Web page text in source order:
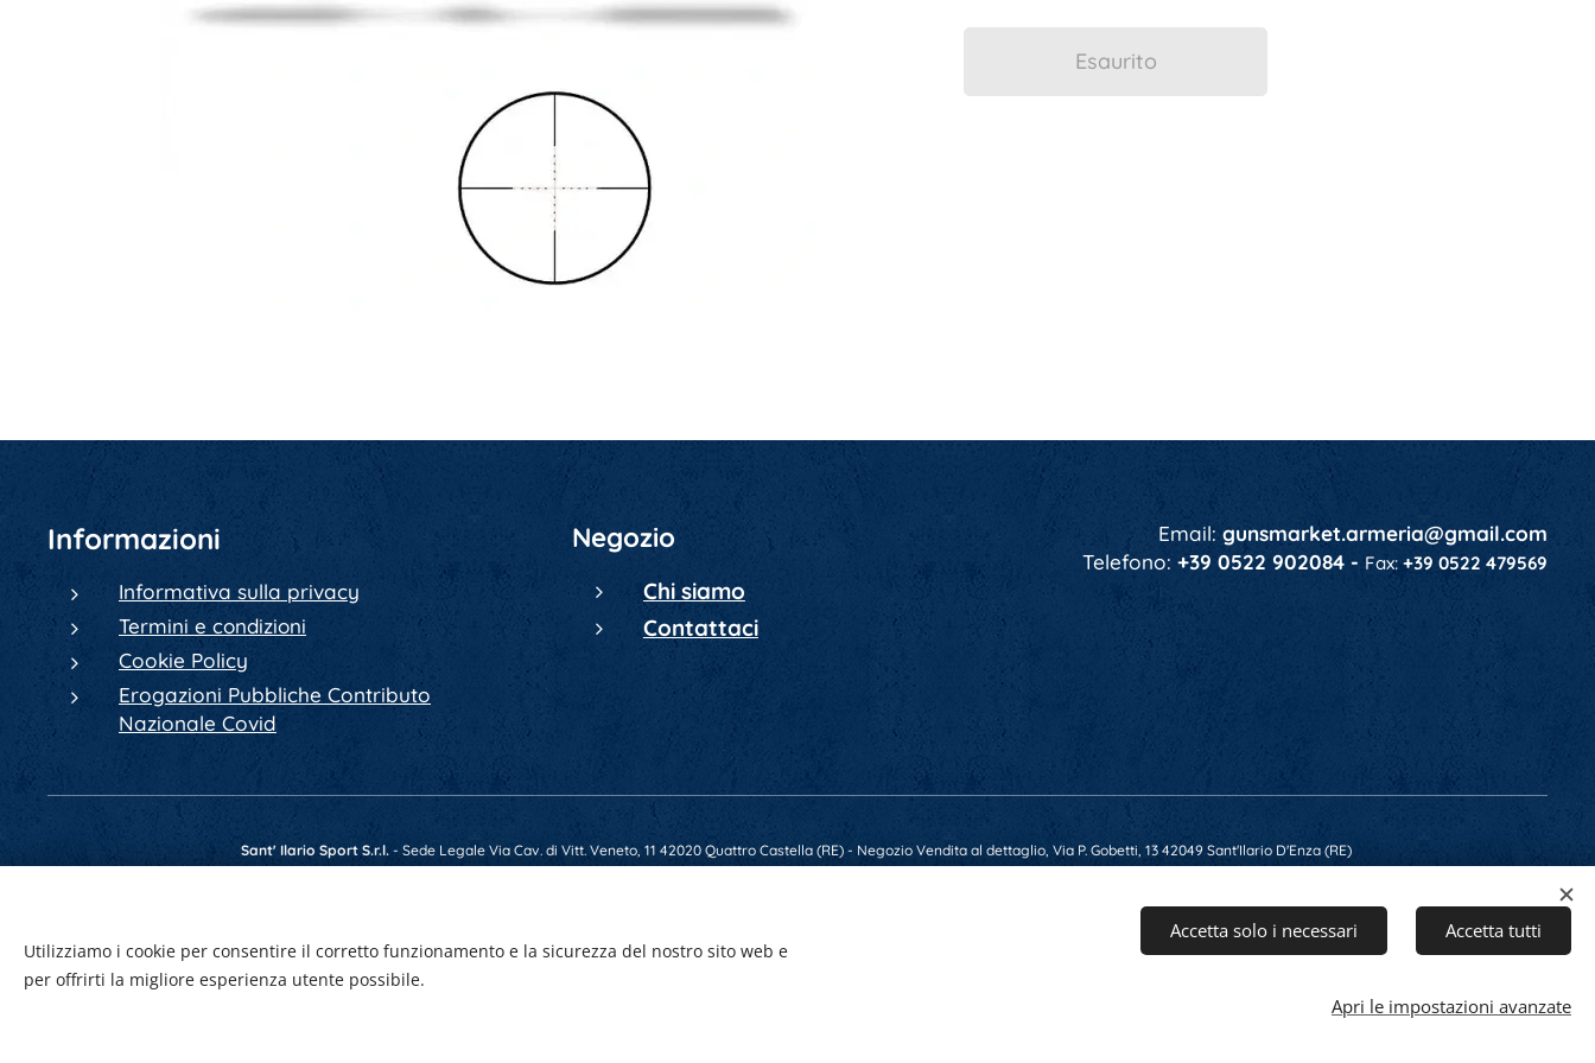
Esaurito
Informazioni
Informativa sulla privacy
Termini e condizioni
Cookie Policy
Erogazioni Pubbliche Contributo
Nazionale Covid
Negozio
Chi siamo
Contattaci
Email: gunsmarket.armeria@gmail.com
Telefono: +39 0522 902084 - Fax: +39 0522 479569
Sant' Ilario Sport S.r.l.- Sede Legale Via Cav. di Vitt. Veneto, 11 42020 Quattro Castella (RE) - Negozio Vendita al dettaglio, Via P. Gobetti, 13 42049 Sant'Ilario D'Enza (RE)
Utilizziamo i cookie per consentire il corretto funzionamento e la sicurezza del nostro sito web e
per offrirti la migliore esperienza utente possibile.
Accetta solo i necessari Accetta tutti
Apri le impostazioni avanzate